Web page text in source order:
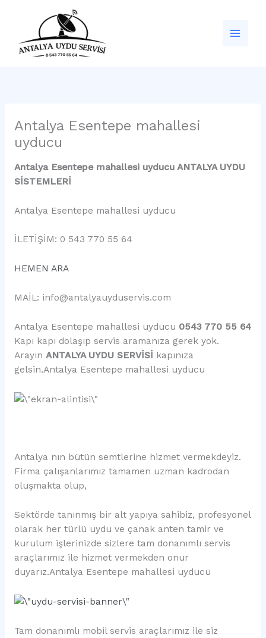
Antalya Esentepe mahallesi
uyducu
Antalya Esentepe mahallesi uyducu ANTALYA UYDU
SİSTEMLERİ
Antalya Esentepe mahallesi uyducu
İLETİŞİM: 0 543 770 55 64
HEMEN ARA
MAİL: info@antalyauyduservis.com
Antalya Esentepe mahallesi uyducu 0543 770 55 64
Kapı kapı dolaşıp servis aramanıza gerek yok.
Arayın ANTALYA UYDU SERVİSİ kapınıza
gelsin.Antalya Esentepe mahallesi uyducu
Antalya nın bütün semtlerine hizmet vermekdeyiz.
Firma çalışanlarımız tamamen uzman kadrodan
oluşmakta olup,
Sektörde tanınmış bir alt yapıya sahibiz, profesyonel
olarak her türlü uydu ve çanak anten tamir ve
kurulum işlerinizde sizlere tam donanımlı servis
araçlarımız ile hizmet vermekden onur
duyarız.Antalya Esentepe mahallesi uyducu
Tam donanımlı mobil servis araçlarımız ile siz